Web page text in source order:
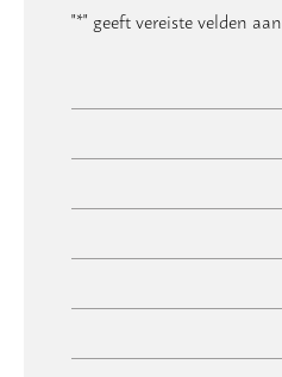
"*" geeft vereiste velden aan